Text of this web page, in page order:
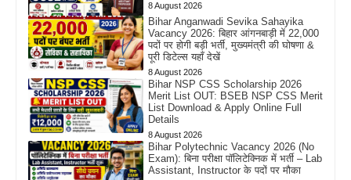
8 August 2026
Bihar Anganwadi Sevika Sahayika
Vacancy 2026: बिहार आंगनबाड़ी में 22,000
पदों पर होगी बड़ी भर्ती, मुख्यमंत्री की घोषणा &
पूरी डिटेल्स यहाँ देखें
8 August 2026
Bihar NSP CSS Scholarship 2026
Merit List OUT: BSEB NSP CSS Merit
List Download & Apply Online Full
Details
8 August 2026
Bihar Polytechnic Vacancy 2026 (No
Exam): बिना परीक्षा पॉलिटेक्निक में भर्ती – Lab
Assistant, Instructor के पदों पर मौका